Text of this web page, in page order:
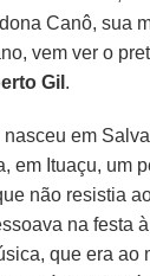
Canô, sua
vem ver o
Gil .
nasceu em
em Ituaçu, um
não resistia
na festa
que era ao